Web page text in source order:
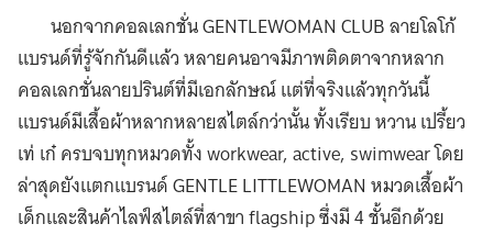
นอกจากคอลเลกชั่น GENTLEWOMAN CLUB ลายโลโก้
แบรนด์ที่รู้จักกันดีแล้ว หลายคนอาจมีภาพติดตาจากหลาก
คอลเลกชั่นลายปรินต์ที่มีเอกลักษณ์ แต่ที่จริงแล้วทุกวันนี้
แบรนด์มีเสื้อผ้าหลากหลายสไตล์กว่านั้น ทั้งเรียบ หวาน เปรี้ยว
เท่ เก๋ ครบจบทุกหมวดทั้ง workwear, active, swimwear โดย
ล่าสุดยังแตกแบรนด์ GENTLE LITTLEWOMAN หมวดเสื้อผ้า
เด็กและสินค้าไลฟ์สไตล์ที่สาขา flagship ซึ่งมี 4 ชั้นอีกด้วย